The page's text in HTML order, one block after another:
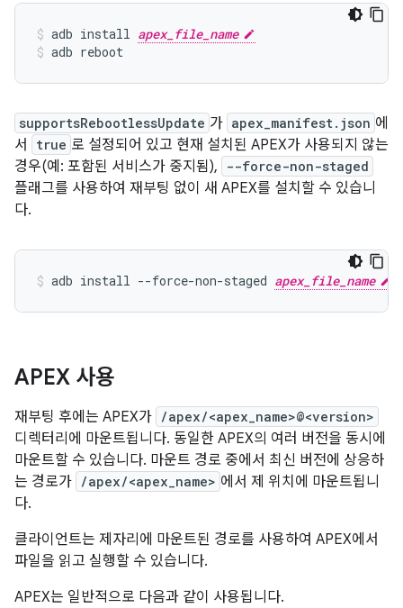
adb install apex_file_name
adb reboot
supportsRebootlessUpdate 가 apex_manifest.json 에
서
true 로 설정되어 있고 현재 설치된 APEX가 사용되지 않는
경우(예: 포함된 서비스가 중지됨),
--force-non-staged
플래그를 사용하여 재부팅 없이 새 APEX를 설치할 수 있습니
다.
adb install --force-non-staged apex_file_name
APEX 사용
재부팅 후에는 APEX가 /apex/<apex_name>@<version>
디렉터리에 마운트됩니다. 동일한 APEX의 여러 버전을 동시에
마운트할 수 있습니다. 마운트 경로 중에서 최신 버전에 상응하
는 경로가 /apex/<apex_name> 에서 제 위치에 마운트됩니
다.
클라이언트는 제자리에 마운트된 경로를 사용하여 APEX에서
파일을 읽고 실행할 수 있습니다.
APEX는 일반적으로 다음과 같이 사용됩니다.